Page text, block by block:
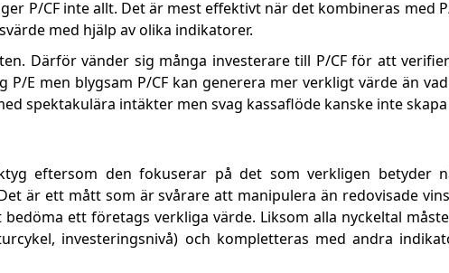
P/CF inte allt. Det är mest effektivt när det kombineras med
med hjälp av olika indikatorer.
Därför vänder sig många investerare till P/CF för att
P/E men blygsam P/CF kan generera mer verkligt värde än
spektakulära intäkter men svag kassaflöde kanske inte
eftersom den fokuserar på det som verkligen betyder
är ett mått som är svårare att manipulera än redovisade
ett företags verkliga värde. Liksom alla nyckeltal
investeringsnivå) och kompletteras med andra